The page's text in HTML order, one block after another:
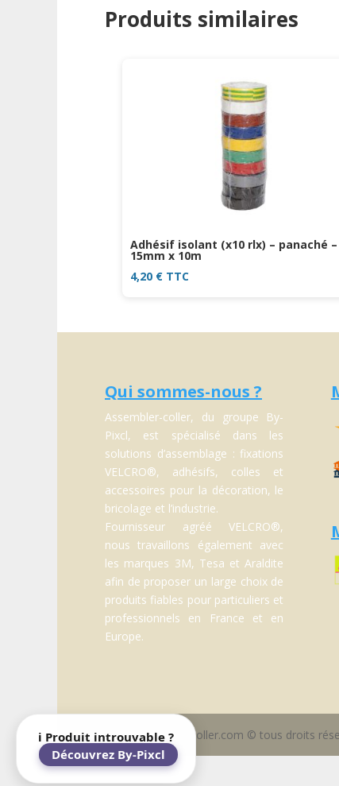
Produits similaires
Adhésif isolant (x10 rlx) – panaché –
15mm x 10m
4,20 € TTC
Qui sommes-nous ?
Assembler-coller, du groupe By-
Pixcl, est spécialisé dans les
solutions d’assemblage : fixations
VELCRO®, adhésifs, colles et
accessoires pour la décoration, le
bricolage et l’industrie.
Fournisseur agréé VELCRO®,
nous travaillons également avec
les marques 3M, Tesa et Araldite
afin de proposer un large choix de
produits fiables pour particuliers et
professionnels en France et en
Europe.
www.assembler-coller.com © tous droits
ℹ️ Produit introuvable ?
Découvrez By-Pixcl